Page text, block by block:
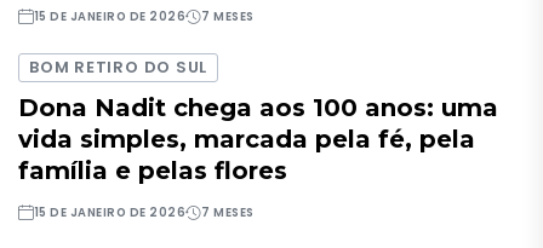
15 DE JANEIRO DE 2026 7 MESES
BOM RETIRO DO SUL
Dona Nadit chega aos 100 anos: uma
vida simples, marcada pela fé, pela
família e pelas flores
15 DE JANEIRO DE 2026 7 MESES